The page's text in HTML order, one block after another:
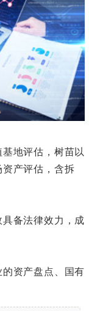
地评估，树苗以
产评估，含拆
备法律效力，成
资产盘点、国有